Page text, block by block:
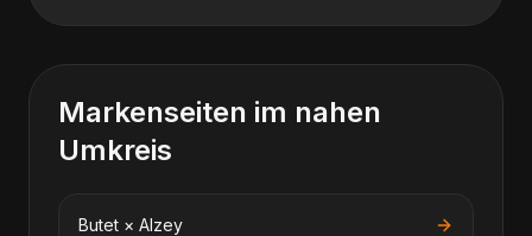
Markenseiten im nahen
Umkreis
Butet × Alzey